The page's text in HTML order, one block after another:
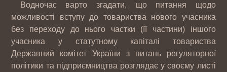
Водночас варто згадати, що питання щодо
можливості вступу до товариства нового учасника
без переходу до нього частки (її частини) іншого
учасника у статутному капіталі товариства
Державний комітет України з питань регуляторної
політики та підприємництва розглядає у своєму листі